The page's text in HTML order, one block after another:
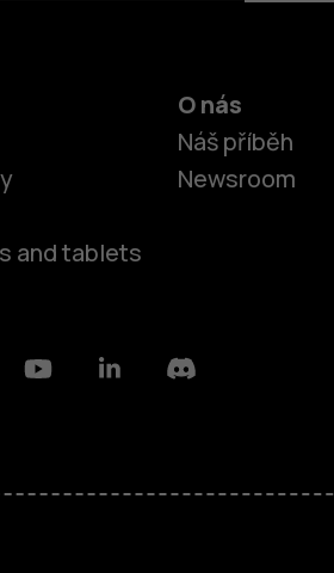
and tablets
O nás
Náš příběh
Newsroom
YoutubeLinkedinDiscord